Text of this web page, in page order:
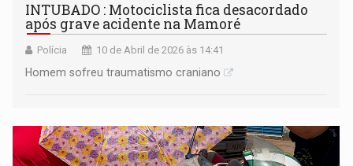
INTUBADO : Motociclista fica desacordado
após grave acidente na Mamoré
Polícia 10 de Abril de 2026 às 14:41
Homem sofreu traumatismo craniano